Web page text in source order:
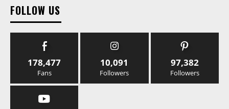
FOLLOW US
178,477
Fans
10,091
Followers
97,382
Followers